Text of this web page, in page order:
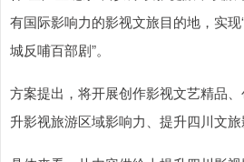
有国际影响力的影视文旅目的地，实
城反哺百部剧”。
方案提出，将开展创作影视文艺精品
升影视旅游区域影响力、提升四川文旅